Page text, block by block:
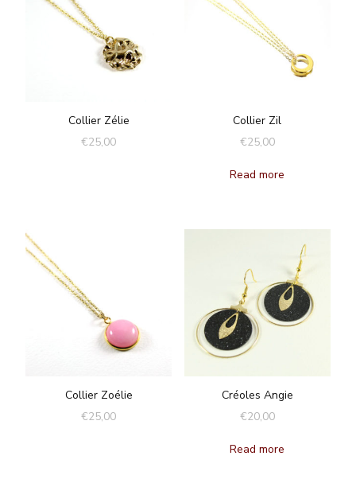
Collier Zélie
€25,00
Collier Zil
€25,00
Read more
Collier Zoélie
€25,00
Créoles Angie
€20,00
Read more